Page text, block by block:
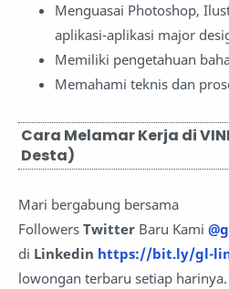
Menguasai Photoshop,
aplikasi-aplikasi major
Memiliki pengetahuan
Memahami teknis dan
Cara Melamar Kerja di
Desta)
Mari bergabung bersama
Followers Twitter Baru Kami
di Linkedin https://bit.ly/gl-
lowongan terbaru setiap